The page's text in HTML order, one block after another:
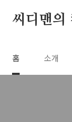
씨디맨의
홈 소개